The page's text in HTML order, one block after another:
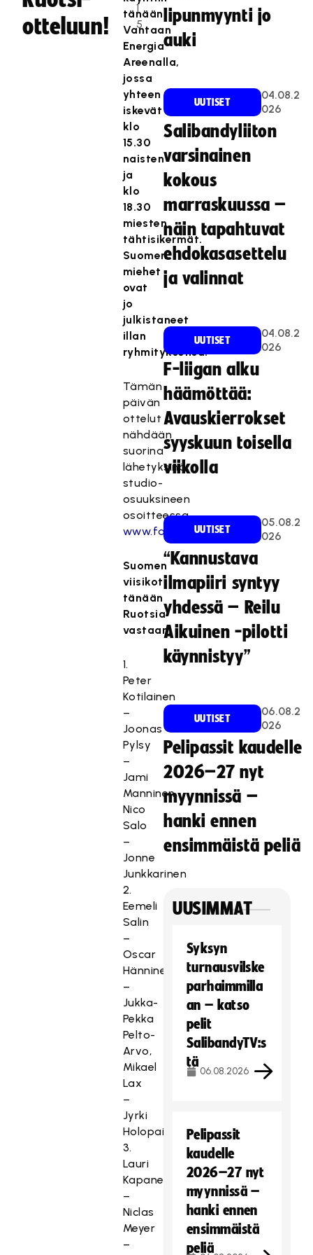
otteluun!
1
5
tänään
Vantaan
Energia
Areenalla,
jossa
yhteen
iskevät
klo
15.30
naisten
ja
klo
18.30
miesten
tähtisikermät.
Suomen
miehet
ovat
jo
julkistaneet
illan
ryhmityksensä.
Tämän
päivän
ottelut
nähdään
suorina
lähetyksinä
studio-
osuuksineen
osoitteessa
www.fanseat.com
Suomen
viisikot
tänään
Ruotsia
vastaan:
1.
Peter
Kotilainen
–
Joonas
Pylsy
–
Jami
Manninen,
Nico
Salo
–
Jonne
Junkkarinen
2.
Eemeli
Salin
–
Oscar
Hänninen
–
Jukka-
Pekka
Pelto-
Arvo,
Mikael
Lax
–
Jyrki
Holopainen
3.
Lauri
Kapanen
–
Niclas
Meyer
–
lipunmyynti jo
auki
UUTISET
04.08.2
026
Salibandyliiton
varsinainen
kokous
marraskuussa –
näin tapahtuvat
ehdokasasettelu
ja valinnat
UUTISET
04.08.2
026
F-liigan alku
häämöttää:
Avauskierrokset
syyskuun toisella
viikolla
UUTISET
05.08.2
026
“Kannustava
ilmapiiri syntyy
yhdessä – Reilu
Aikuinen -pilotti
käynnistyy”
UUTISET
06.08.2
026
Pelipassit kaudelle
2026–27 nyt
myynnissä –
hanki ennen
ensimmäistä peliä
UUSIMMAT
Syksyn
turnausvilske
parhaimmilla
an – katso
pelit
SalibandyTV:s
tä
06.08.2026
Pelipassit
kaudelle
2026–27 nyt
myynnissä –
hanki ennen
ensimmäistä
peliä